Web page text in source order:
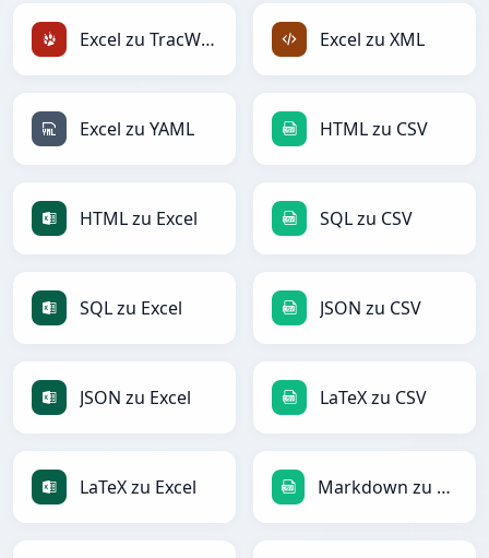
Excel zu TracWiki Excel zu XML
Excel zu YAML HTML zu CSV
HTML zu Excel SQL zu CSV
SQL zu Excel JSON zu CSV
JSON zu Excel LaTeX zu CSV
LaTeX zu Excel Markdown zu CSV